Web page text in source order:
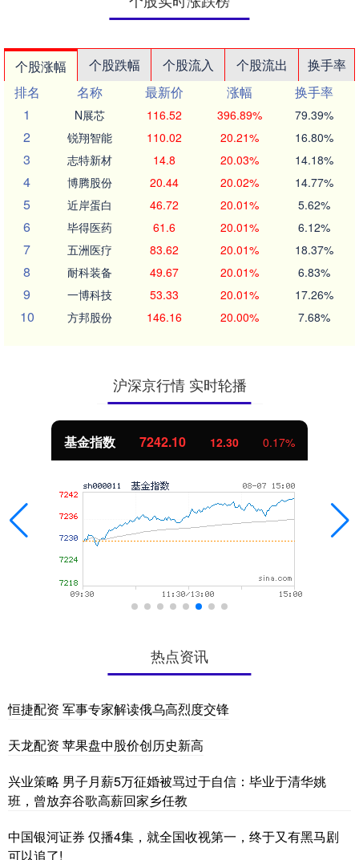
个股涨幅 个股跌幅 个股流入 个股流出
换手率
排名
名称 最新价 涨幅
换手率
1
N展芯 116.52 396.89% 79.39%
2 锐翔智能 110.02 20.21% 16.80%
3 志特新材 14.8 20.03% 14.18%
4 博腾股份 20.44 20.02% 14.77%
5 近岸蛋白 46.72 20.01% 5.62%
6 毕得医药 61.6 20.01% 6.12%
7 五洲医疗 83.62 20.01% 18.37%
8 耐科装备 49.67 20.01% 6.83%
9 一博科技 53.33 20.01% 17.26%
10 方邦股份 146.16 20.00% 7.68%
沪深京行情 实时轮播
基金指数 7242.10 12.30 0.17%
热点资讯
恒捷配资 军事专家解读俄乌高烈度交锋
天龙配资 苹果盘中股价创历史新高
兴业策略 男子月薪5万征婚被骂过于自信：毕业于清华姚
班，曾放弃谷歌高薪回家乡任教
中国银河证券 仅播4集，就全国收视第一，终于又有黑马剧
可以追了!